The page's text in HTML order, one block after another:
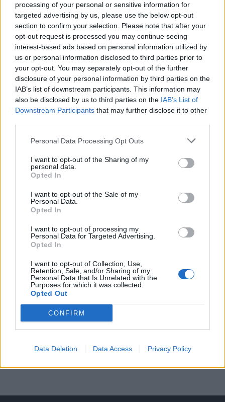
processing of your personal or sensitive information for
targeted advertising by us, please use the below opt-out
section to confirm your selection. Please note that after your
opt-out request is processed you may continue seeing
interest-based ads based on personal information utilized by
us or personal information disclosed to third parties prior to
your opt-out. You may separately opt-out of the further
disclosure of your personal information by third parties on the
IAB’s list of downstream participants. This information may
also be disclosed by us to third parties on the IAB’s List of
Downstream Participants that may further disclose it to other
Personal Data Processing Opt Outs
I want to opt-out of the Sharing of my
personal data.
Opted In
I want to opt-out of the Sale of my
Personal Data.
Opted In
I want to opt-out of processing my
Personal Data for Targeted Advertising.
Opted In
I want to opt-out of Collection, Use,
Retention, Sale, and/or Sharing of my
Personal Data that Is Unrelated with the
Purposes for which it was collected.
Opted Out
CONFIRM
Data Deletion Data Access Privacy Policy
megküzdenie Merkelnek
Portfolio
2016. szeptember 30. 20:11
Látványos grafikán elemezte azt a négy hatalmas kihívást
a CNBC péntek esti műsora, amellyel meg kell küzdenie
Angela Merkel német kancellárnak manapság. Ne feledjük
el, hogy a görög válság nem múlt el, csak éppen a hírek
szintén kissé háttérbe szorult, de éppen a héten fogadtak el
újabb nemzetközi hitelrészlet...
KEDVES OLVASÓNK!
A keresett cikk a portfolio.hu hírarchívumához
tartozik, melynek olvasása előfizetéses
Az előfizetés a következőket tartalmazza:
Portfolio.hu teljes cikkarchívum
Kötéslisták: BÉT elmúlt 2 év napon belüli
kötéslistái